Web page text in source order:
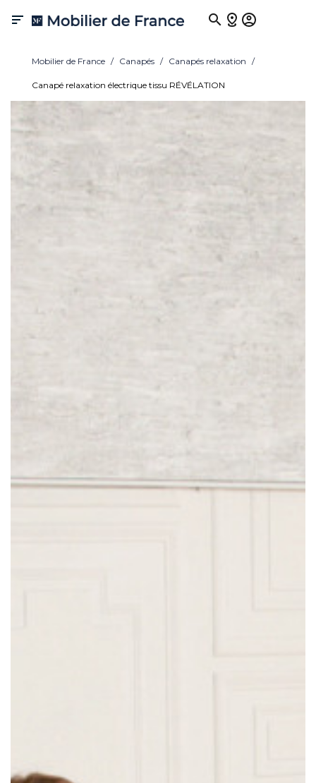

Mobilier de France Canapés Canapés relaxation
Canapé relaxation électrique tissu RÉVÉLATION